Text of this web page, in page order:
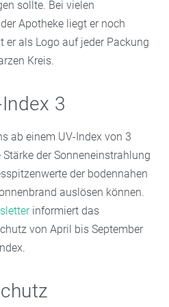
sollte. Bei vielen
Apotheke liegt er noch
er als Logo auf jeder Packung
Kreis.
3
ab einem UV-Index von 3
der Sonneneinstrahlung
der bodennahen
auslösen können.
informiert das
von April bis September